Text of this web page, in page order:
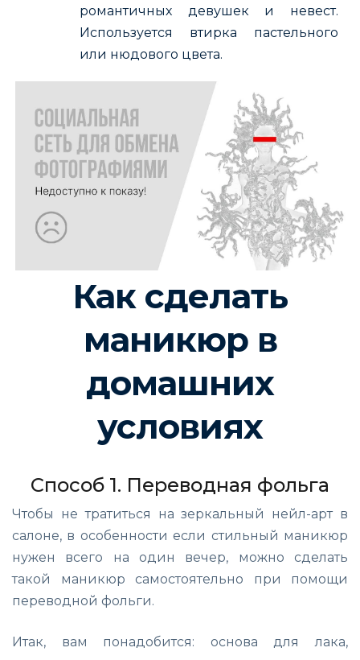
романтичных девушек и невест.
Используется втирка пастельного
или нюдового цвета.
Как сделать
маникюр в
домашних
условиях
Способ 1. Переводная фольга
Чтобы не тратиться на зеркальный нейл-арт в
салоне, в особенности если стильный маникюр
нужен всего на один вечер, можно сделать
такой маникюр самостоятельно при помощи
переводной фольги.
Итак, вам понадобится: основа для лака,